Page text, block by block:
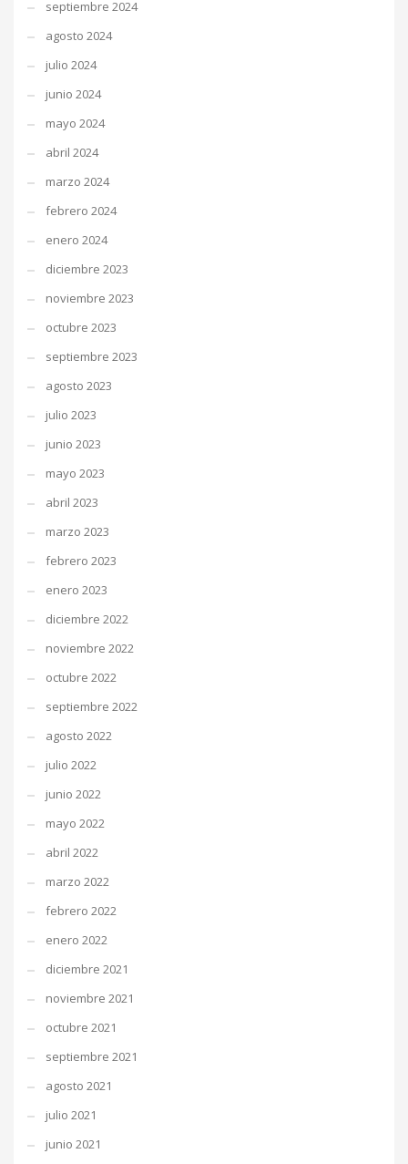
septiembre 2024
agosto 2024
julio 2024
junio 2024
mayo 2024
abril 2024
marzo 2024
febrero 2024
enero 2024
diciembre 2023
noviembre 2023
octubre 2023
septiembre 2023
agosto 2023
julio 2023
junio 2023
mayo 2023
abril 2023
marzo 2023
febrero 2023
enero 2023
diciembre 2022
noviembre 2022
octubre 2022
septiembre 2022
agosto 2022
julio 2022
junio 2022
mayo 2022
abril 2022
marzo 2022
febrero 2022
enero 2022
diciembre 2021
noviembre 2021
octubre 2021
septiembre 2021
agosto 2021
julio 2021
junio 2021